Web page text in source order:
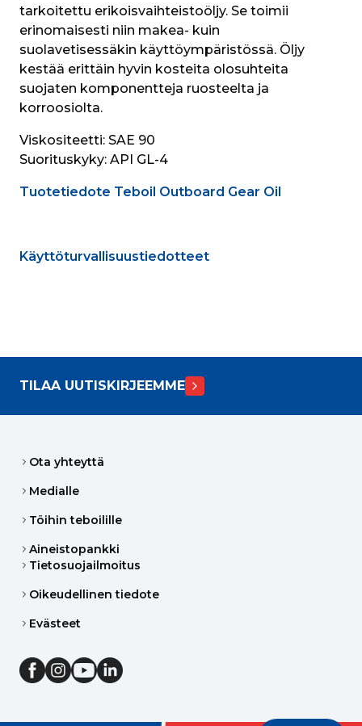
tarkoitettu erikoisvaihteistoöljy. Se toimii
erinomaisesti niin makea- kuin
suolavetisessäkin käyttöympäristössä. Öljy
kestää erittäin hyvin kosteita olosuhteita
suojaten komponentteja ruosteelta ja
korroosiolta.
Viskositeetti: SAE 90
Suorituskyky: API GL-4
Tuotetiedote Teboil Outboard Gear Oil
Käyttöturvallisuustiedotteet
TILAA UUTISKIRJEEMME
Ota yhteyttä
Medialle
Töihin teboilille
Aineistopankki
Tietosuojailmoitus
Oikeudellinen tiedote
Evästeet